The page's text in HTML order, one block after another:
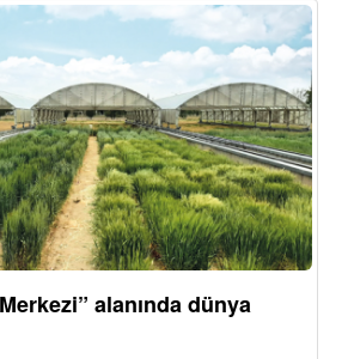
alanında dünya